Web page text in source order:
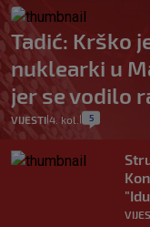
Tadić: Krško
nuklearki u
jer se vodilo
VIJESTI|4. kol. 5